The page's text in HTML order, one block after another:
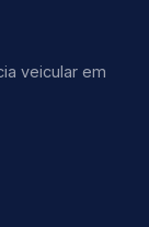
veicular em